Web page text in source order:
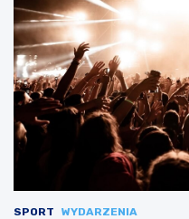
SPORT WYDARZENIA